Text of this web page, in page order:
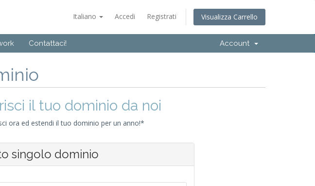
Italiano Accedi Registrati Visualizza Carrello
Contattaci! Account
il tuo dominio da noi
ora ed estendi il tuo dominio per un anno!*
singolo dominio